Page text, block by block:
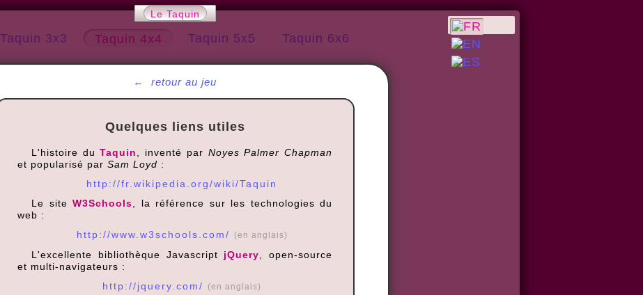
Le Taquin
Taquin 3x3 Taquin 4x4 Taquin 5x5 Taquin 6x6
← retour au jeu
Quelques liens utiles
L'histoire duTaquin , inventé par Noyes Palmer Chapman
et popularisé par Sam Loyd :
http://fr.wikipedia.org/wiki/Taquin
Le site W3Schools , la référence sur les technologies du
web :
http://www.w3schools.com/
(en anglais)
L'excellente bibliothèque Javascript jQuery , open-source
et multi-navigateurs :
http://jquery.com/
(en anglais)